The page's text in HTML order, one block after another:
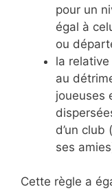
pour un
égal à
ou
la
au
joueuses
d’un
ses
Cette règle a